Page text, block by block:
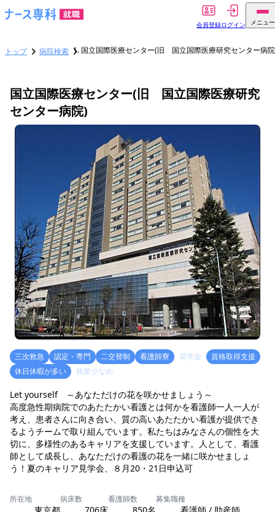
会員登録ログイン メニュー
トップ 病院検索 国立国際医療センター(旧 国立国際医療研究センター病
国立国際医療センター(旧 国立国際医療研究
センター病院)
三次救急 認定・専門 二交替制 看護師寮 奨学金
資格取得支援
休日休暇が多い
残業少なめ
Let yourself ～あなただけの花を咲かせましょう～
高度急性期病院でのあたたかい看護とは何かを看護師一人一人が
考え、患者さんに向き合い、質の高いあたたかい看護が提供でき
るようチームで取り組んでいます。私たちはみなさんの個性を大
切に、多様性のあるキャリアを支援しています。人として、看護
師として成長し、あなただけの看護の花を一緒に咲かせましょ
う！夏のキャリア見学会、８月20・21日申込可
所在地 病床数 看護師数 募集職種